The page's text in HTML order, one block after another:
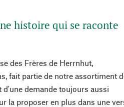
histoire qui se raconte
des Frères de Herrnhut,
fait partie de notre assortiment
d'une demande toujours aussi
la proposer en plus dans une